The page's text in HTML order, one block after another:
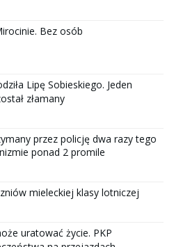
Bez osób
Lipę Sobieskiego. Jeden
złamany
przez policję dwa razy tego
ponad 2 promile
mieleckiej klasy lotniczej
uratować życie. PKP